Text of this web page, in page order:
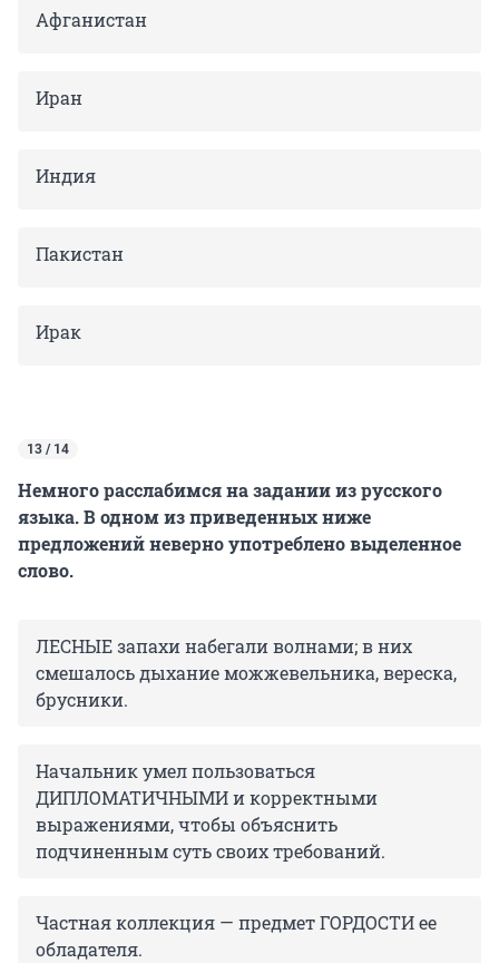
Афганистан
Иран
Индия
Пакистан
Ирак
13 / 14
Немного расслабимся на задании из русского
языка. В одном из приведенных ниже
предложений неверно употреблено выделенное
слово.
ЛЕСНЫЕ запахи набегали волнами; в них
смешалось дыхание можжевельника, вереска,
брусники.
Начальник умел пользоваться
ДИПЛОМАТИЧНЫМИ и корректными
выражениями, чтобы объяснить
подчиненным суть своих требований.
Частная коллекция — предмет ГОРДОСТИ ее
обладателя.